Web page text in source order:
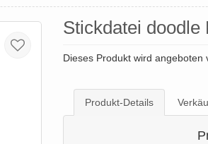
Stickdatei doodle
Dieses Produkt wird angeboten
Produkt-Details